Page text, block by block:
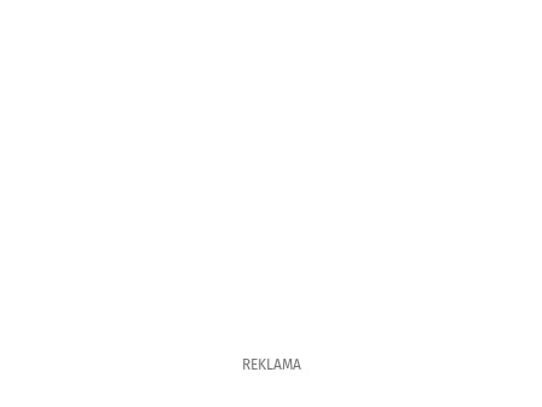
REKLAMA